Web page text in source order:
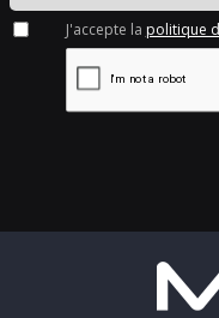
J'accepte la politique